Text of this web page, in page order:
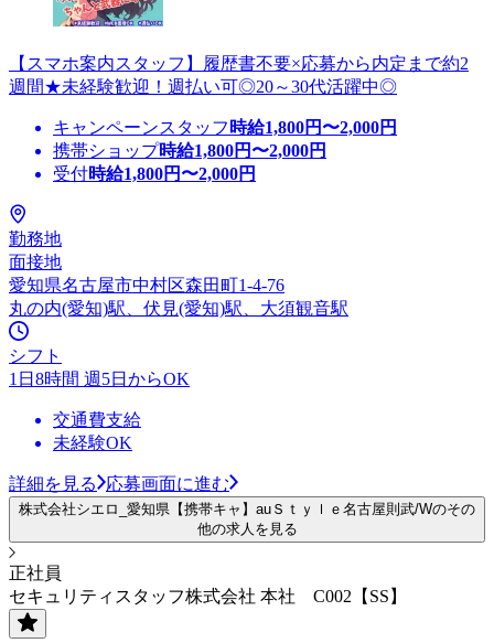
【スマホ案内スタッフ】履歴書不要×応募から内定まで約2
週間★未経験歓迎！週払い可◎20～30代活躍中◎
キャンペーンスタッフ 時給1,800円〜2,000円
携帯ショップ時給1,800円〜2,000円
受付時給1,800円〜2,000円
勤務地
面接地
愛知県名古屋市中村区森田町1-4-76
丸の内(愛知)駅、伏見(愛知)駅、大須観音駅
シフト
1日8時間 週5日からOK
交通費支給
未経験OK
詳細を見る 応募画面に進む
株式会社シエロ_愛知県【携帯キャ】auＳｔｙｌｅ名古屋則武/Wのその
他の求人を見る
正社員
セキュリティスタッフ株式会社 本社 C002【SS】